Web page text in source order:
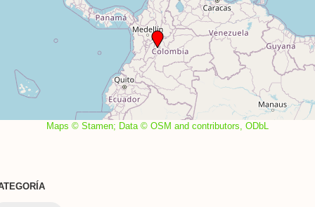
Maps © Stamen; Data © OSM and contributors, ODbL